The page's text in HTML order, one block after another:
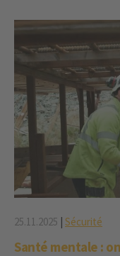
25.11.2025 | Sécurité
Santé mentale :